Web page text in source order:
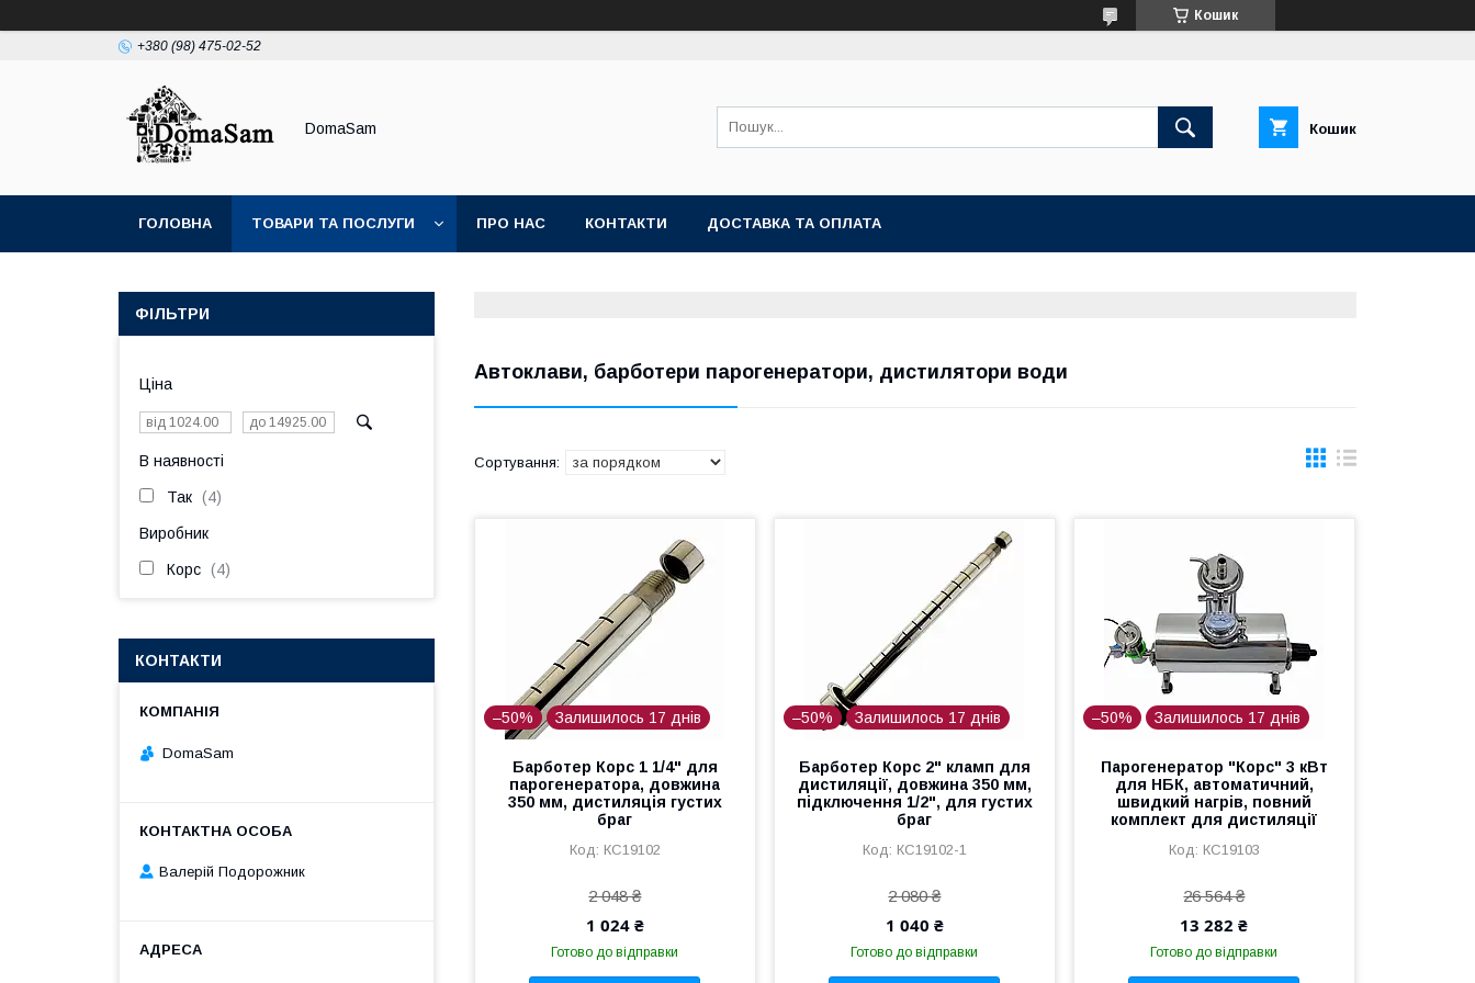
Кошик
+380 (98) 475-02-52
DomaSam Кошик
ГОЛОВНА ТОВАРИ ТА ПОСЛУГИ ПРО НАС КОНТАКТИ ДОСТАВКА ТА ОПЛАТА
Автоклави, барботери парогенератори, дистилятори води
–50% Залишилось 17 днів
Барботер Корс 1 1/4" для
парогенератора, довжина
350 мм, дистиляція густих
браг
КС19102
2 048 ₴
1 024 ₴
Готово до відправки
–50% Залишилось 17 днів
Барботер Корс 2" кламп для
дистиляції, довжина 350 мм,
підключення 1/2", для густих
браг
КС19102-1
2 080 ₴
1 040 ₴
Готово до відправки
–50% Залишилось 17 днів
Парогенератор "Корс" 3 кВт
для НБК, автоматичний,
швидкий нагрів, повний
комплект для дистиляції
КС19103
26 564 ₴
13 282 ₴
Готово до відправки
ФІЛЬТРИ
Ціна
В наявності
Так 4
Виробник
Корс 4
КОНТАКТИ
DomaSam
Валерій Подорожник